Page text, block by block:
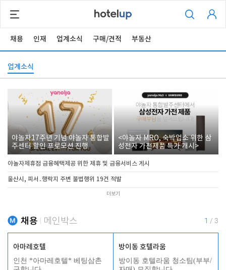
채용 인재 업계소식 구매/견적 부동산
업계소식
야놀자17주년 기념 야놀자 통합발
주센터 할인 프로모션 진행
<야놀자 MRO, 숙박업소 위한 삼
성전자 가전제품 특가 개시>
야놀자제휴점 금융혜택제공 위한 제휴 및 금융서비스 게시
울산시, 피서․행락지 주변 불법행위 19건 적발
더보기
채용 메인박스 1 / 3
아마레호텔
인천 *아마레호텔* 베팅삼촌
방이동 호텔라움
방이동 호텔라움 청소팀(부부/